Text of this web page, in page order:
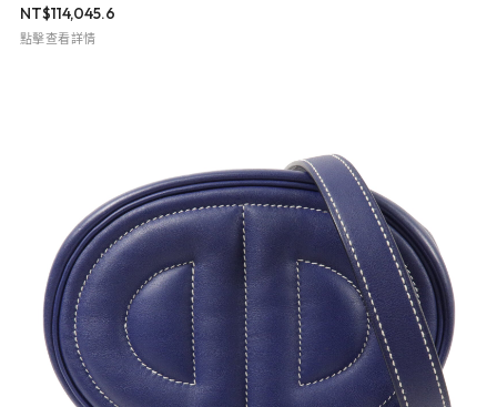
NT$114,045.6
點擊查看詳情